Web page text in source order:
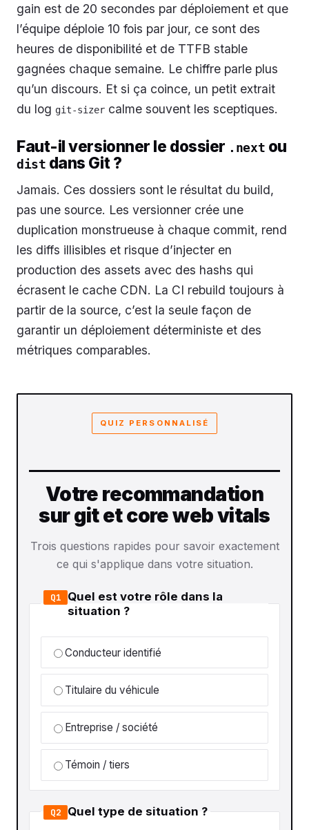
gain est de 20 secondes par déploiement et que
l’équipe déploie 10 fois par jour, ce sont des
heures de disponibilité et de TTFB stable
gagnées chaque semaine. Le chiffre parle plus
qu’un discours. Et si ça coince, un petit extrait
du log git-sizer calme souvent les sceptiques.
Faut-il versionner le dossier .next ou
dist dans Git ?
Jamais. Ces dossiers sont le résultat du build,
pas une source. Les versionner crée une
duplication monstrueuse à chaque commit, rend
les diffs illisibles et risque d’injecter en
production des assets avec des hashs qui
écrasent le cache CDN. La CI rebuild toujours à
partir de la source, c’est la seule façon de
garantir un déploiement déterministe et des
métriques comparables.
QUIZ PERSONNALISÉ
Votre recommandation
sur git et core web vitals
Trois questions rapides pour savoir exactement
ce qui s'applique dans votre situation.
Q1
Quel est votre rôle dans la
situation ?
Conducteur identifié
Titulaire du véhicule
Entreprise / société
Témoin / tiers
Q2 Quel type de situation ?